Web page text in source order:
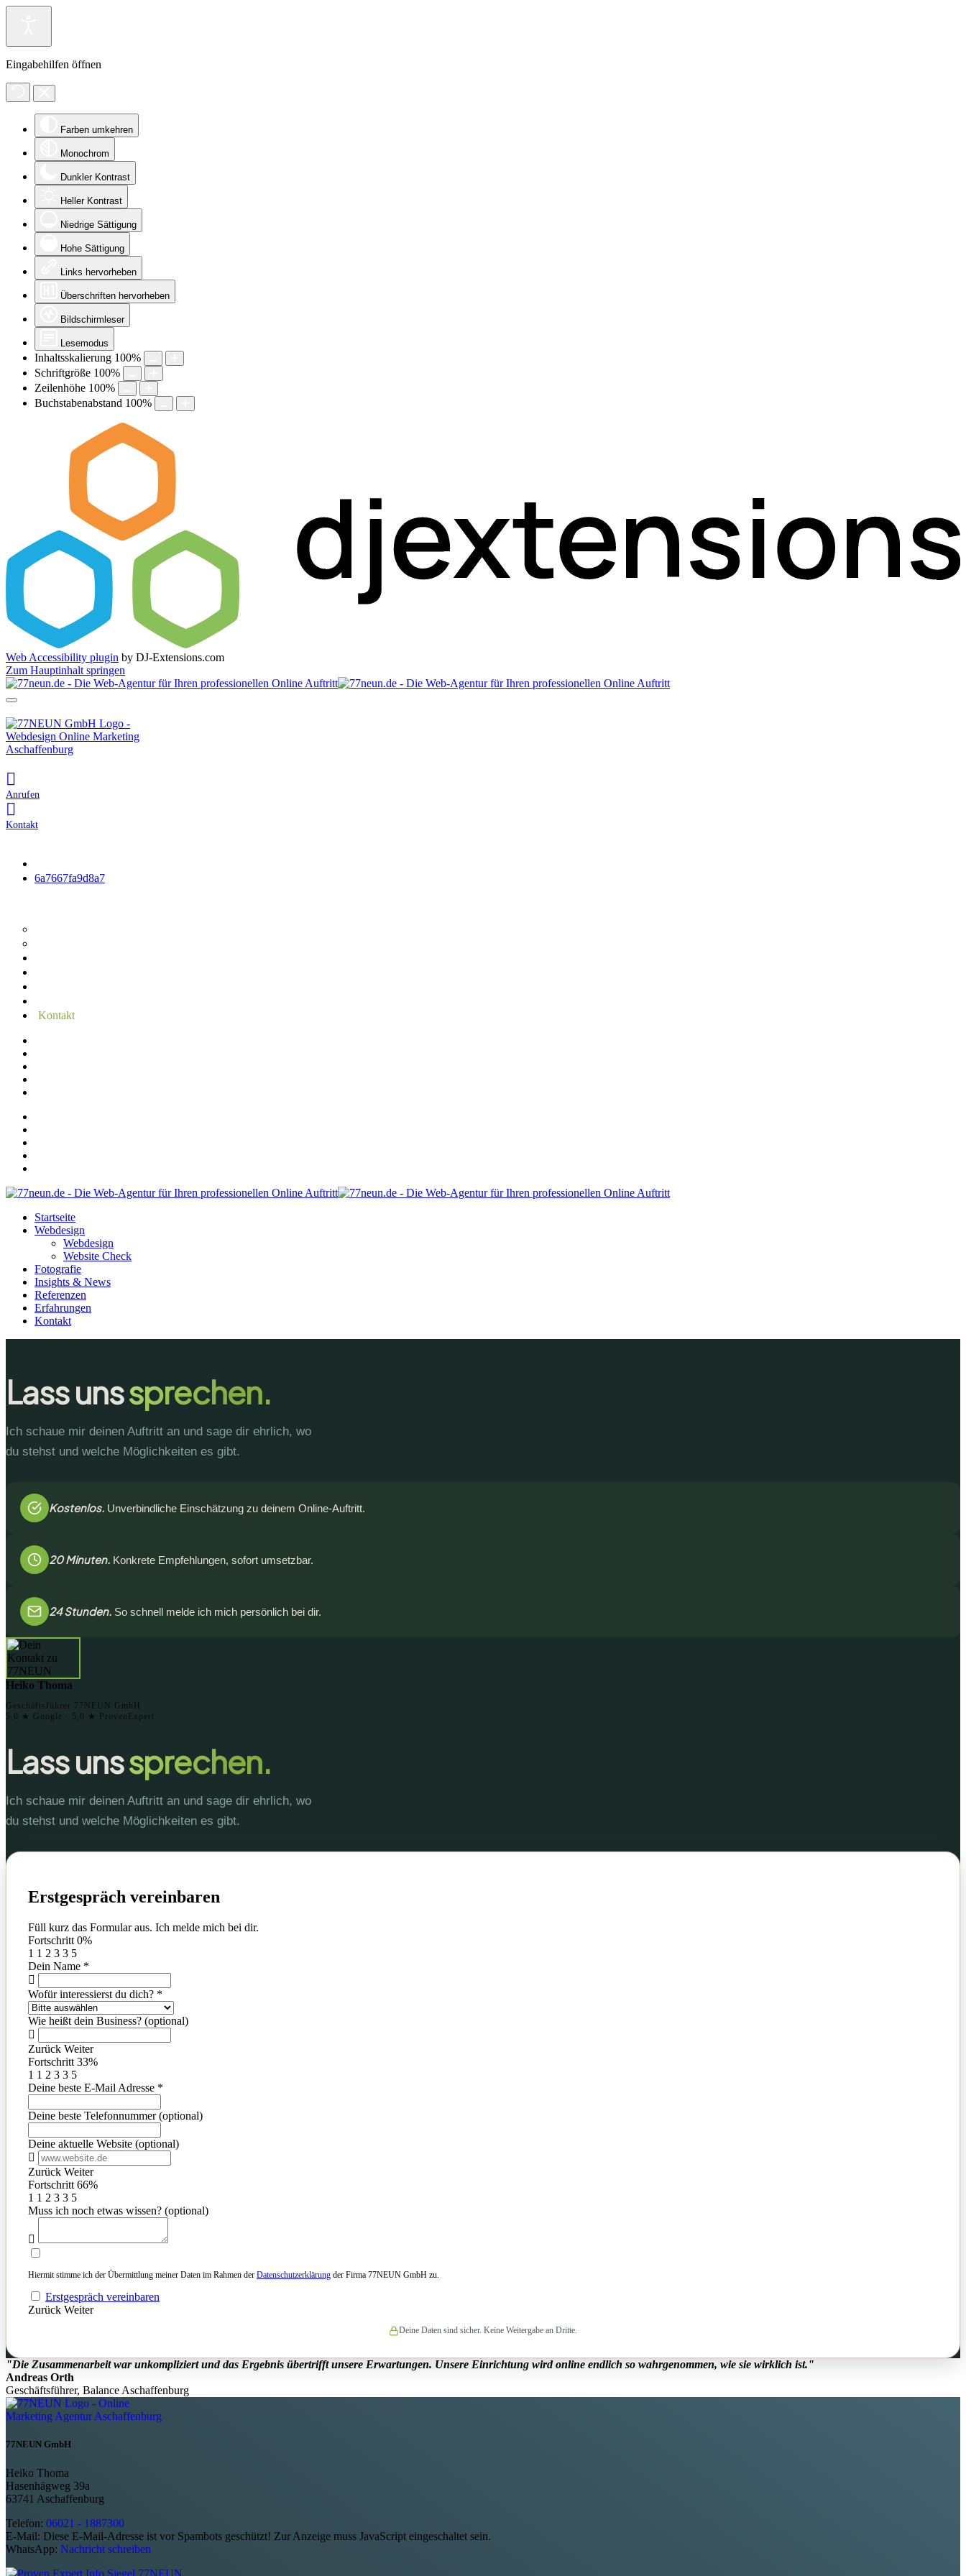
Eingabehilfen öffnen
Farben umkehren
Monochrom
Dunkler Kontrast
Heller Kontrast
Niedrige Sättigung
Hohe Sättigung
Links hervorheben
Überschriften hervorheben
Bildschirmleser
Lesemodus
Inhaltsskalierung 100%
Schriftgröße 100%
Zeilenhöhe 100%
Buchstabenabstand 100%
Web Accessibility plugin by DJ-Extensions.com
Zum Hauptinhalt springen
Anrufen
Kontakt
6a7667fa9d8a7
Kontakt
Startseite
Webdesign
Webdesign
Website Check
Fotografie
Insights & News
Referenzen
Erfahrungen
Kontakt
Lass unssprechen.
Ich schaue mir deinen Auftritt an und sage dir ehrlich, wo
du stehst und welche Möglichkeiten es gibt.
Kostenlos. Unverbindliche Einschätzung zu deinem Online-Auftritt.
20 Minuten. Konkrete Empfehlungen, sofort umsetzbar.
24 Stunden. So schnell melde ich mich persönlich bei dir.
Heiko Thoma
Geschäftsführer 77NEUN GmbH
5,0 ★ Google · 5,0 ★ ProvenExpert
Lass unssprechen.
Ich schaue mir deinen Auftritt an und sage dir ehrlich, wo
du stehst und welche Möglichkeiten es gibt.
Erstgespräch vereinbaren
Füll kurz das Formular aus. Ich melde mich bei dir.
Fortschritt 0%
1 1 2 3 3 5
Dein Name *
Wofür interessierst du dich? *
Wie heißt dein Business? (optional)
Zurück Weiter
Fortschritt 33%
1 1 2 3 3 5
Deine beste E-Mail Adresse *
Deine beste Telefonnummer (optional)
Deine aktuelle Website (optional)
Zurück Weiter
Fortschritt 66%
1 1 2 3 3 5
Muss ich noch etwas wissen? (optional)
Hiermit stimme ich der Übermittlung meiner Daten im Rahmen der Datenschutzerklärung der Firma 77NEUN GmbH zu.
Erstgespräch vereinbaren
Zurück Weiter
Deine Daten sind sicher. Keine Weitergabe an Dritte.
"Die Zusammenarbeit war unkompliziert und das Ergebnis übertrifft unsere Erwartungen. Unsere Einrichtung wird online endlich so wahrgenommen, wie sie wirklich ist."
Andreas Orth
Geschäftsführer, Balance Aschaffenburg
77NEUN GmbH
Heiko Thoma
Hasenhägweg 39a
63741 Aschaffenburg
Telefon: 06021 - 1887300
E-Mail: Diese E-Mail-Adresse ist vor Spambots geschützt! Zur Anzeige muss JavaScript eingeschaltet sein.
WhatsApp: Nachricht schreiben